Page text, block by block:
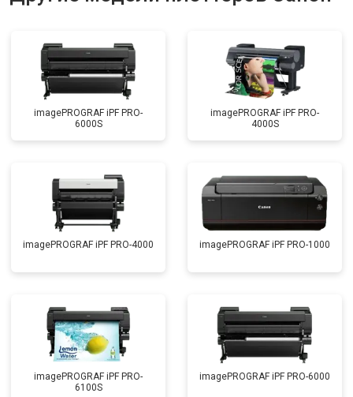
imagePROGRAF iPF PRO-
6000S
imagePROGRAF iPF PRO-
4000S
imagePROGRAF iPF PRO-4000 imagePROGRAF iPF PRO-1000
imagePROGRAF iPF PRO-
6100S
imagePROGRAF iPF PRO-6000